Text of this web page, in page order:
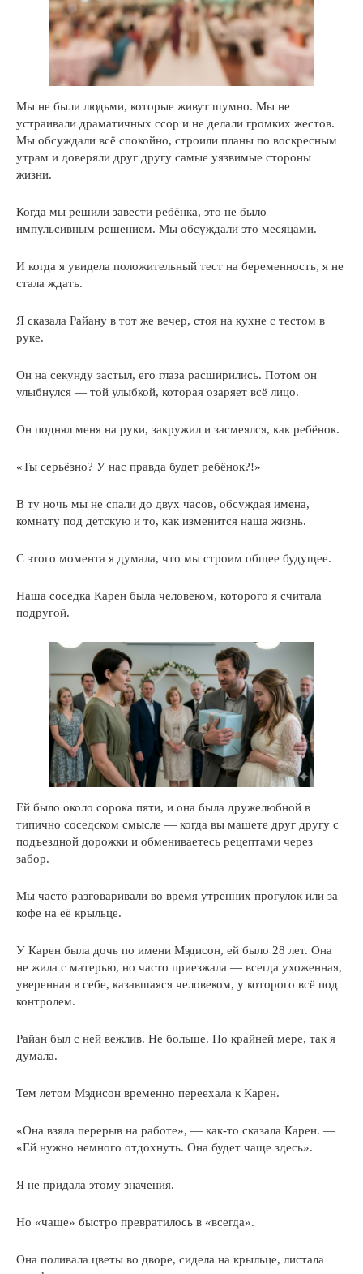
Мы не были людьми, которые живут шумно. Мы не
устраивали драматичных ссор и не делали громких жестов.
Мы обсуждали всё спокойно, строили планы по воскресным
утрам и доверяли друг другу самые уязвимые стороны
жизни.
Когда мы решили завести ребёнка, это не было
импульсивным решением. Мы обсуждали это месяцами.
И когда я увидела положительный тест на беременность, я не
стала ждать.
Я сказала Райану в тот же вечер, стоя на кухне с тестом в
руке.
Он на секунду застыл, его глаза расширились. Потом он
улыбнулся — той улыбкой, которая озаряет всё лицо.
Он поднял меня на руки, закружил и засмеялся, как ребёнок.
«Ты серьёзно? У нас правда будет ребёнок?!»
В ту ночь мы не спали до двух часов, обсуждая имена,
комнату под детскую и то, как изменится наша жизнь.
С этого момента я думала, что мы строим общее будущее.
Наша соседка Карен была человеком, которого я считала
подругой.
Ей было около сорока пяти, и она была дружелюбной в
типично соседском смысле — когда вы машете друг другу с
подъездной дорожки и обмениваетесь рецептами через
забор.
Мы часто разговаривали во время утренних прогулок или за
кофе на её крыльце.
У Карен была дочь по имени Мэдисон, ей было 28 лет. Она
не жила с матерью, но часто приезжала — всегда ухоженная,
уверенная в себе, казавшаяся человеком, у которого всё под
контролем.
Райан был с ней вежлив. Не больше. По крайней мере, так я
думала.
Тем летом Мэдисон временно переехала к Карен.
«Она взяла перерыв на работе», — как-то сказала Карен. —
«Ей нужно немного отдохнуть. Она будет чаще здесь».
Я не придала этому значения.
Но «чаще» быстро превратилось в «всегда».
Она поливала цветы во дворе, сидела на крыльце, листала